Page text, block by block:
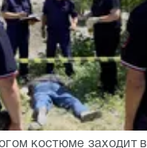
костюме заходит в